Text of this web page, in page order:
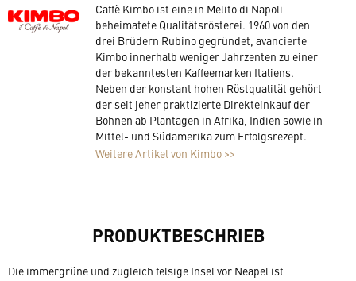
Caffè Kimbo ist eine in Melito di Napoli
beheimatete Qualitätsrösterei. 1960 von den
drei Brüdern Rubino gegründet, avancierte
Kimbo innerhalb weniger Jahrzenten zu einer
der bekanntesten Kaffeemarken Italiens.
Neben der konstant hohen Röstqualität gehört
der seit jeher praktizierte Direkteinkauf der
Bohnen ab Plantagen in Afrika, Indien sowie in
Mittel- und Südamerika zum Erfolgsrezept.
Weitere Artikel von Kimbo >>
PRODUKTBESCHRIEB
Die immergrüne und zugleich felsige Insel vor Neapel ist